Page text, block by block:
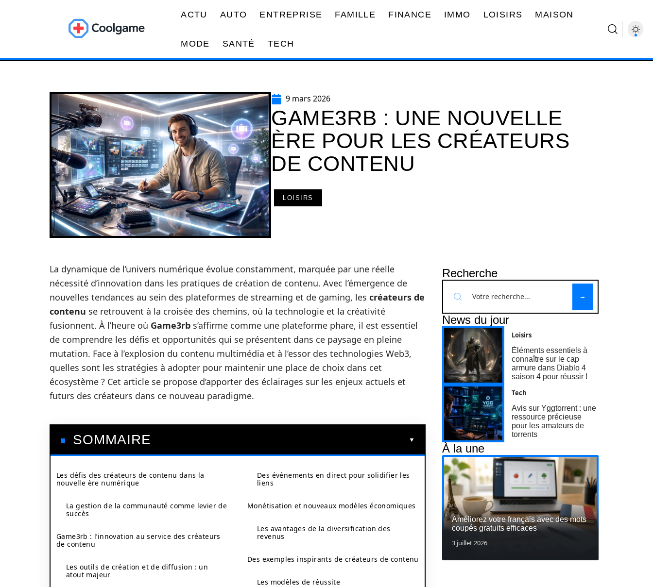
ACTU AUTO ENTREPRISE FAMILLE FINANCE IMMO LOISIRS MAISON
MODE SANTÉ TECH
9 mars 2026
GAME3RB : UNE NOUVELLE
ÈRE POUR LES CRÉATEURS
DE CONTENU
LOISIRS
La dynamique de l’univers numérique évolue constamment, marquée par une réelle
nécessité d’innovation dans les pratiques de création de contenu. Avec l’émergence de
nouvelles tendances au sein des plateformes de streaming et de gaming, les créateurs de
contenu se retrouvent à la croisée des chemins, où la technologie et la créativité
fusionnent. À l’heure où Game3rb s’affirme comme une plateforme phare, il est essentiel
de comprendre les défis et opportunités qui se présentent dans ce paysage en pleine
mutation. Face à l’explosion du contenu multimédia et à l’essor des technologies Web3,
quelles sont les stratégies à adopter pour maintenir une place de choix dans cet
écosystème ? Cet article se propose d’apporter des éclairages sur les enjeux actuels et
futurs des créateurs dans ce nouveau paradigme.
SOMMAIRE
Les défis des créateurs de contenu dans la
nouvelle ère numérique
La gestion de la communauté comme levier de
succès
Game3rb : l’innovation au service des créateurs
de contenu
Les outils de création et de diffusion : un
atout majeur
Des événements en direct pour solidifier les
liens
Monétisation et nouveaux modèles économiques
Les avantages de la diversification des
revenus
Des exemples inspirants de créateurs de contenu
Les modèles de réussite
Recherche
News du jour
Loisirs
Éléments essentiels à
connaître sur le cap
armure dans Diablo 4
saison 4 pour réussir !
Tech
Avis sur Yggtorrent : une
ressource précieuse
pour les amateurs de
torrents
À la une
Améliorez votre français avec des mots
coupés gratuits efficaces
3 juillet 2026